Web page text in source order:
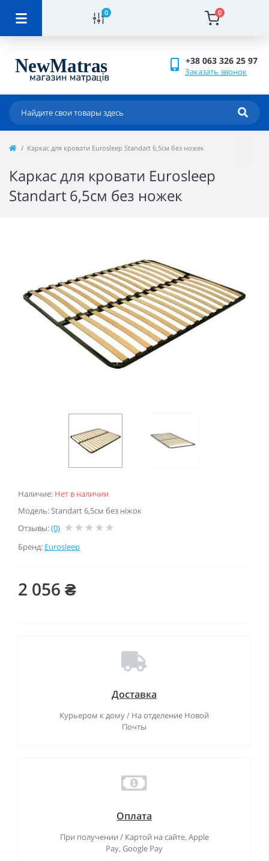
0 0
+38 063 326 25 97
Заказать звонок
Каркас для кровати Eurosleep Standart 6,5cм без ножек
Каркас для кровати Eurosleep
Standart 6,5cм без ножек
Наличие: Нет в наличии
Модель: Standart 6,5cм без ніжок
Отзывы:(0)
Бренд: Eurosleep
2 056 ₴
Доставка
Курьером к дому / На отделение Новой
Почты
Оплата
При получении / Картой на сайте, Apple
Pay, Google Pay